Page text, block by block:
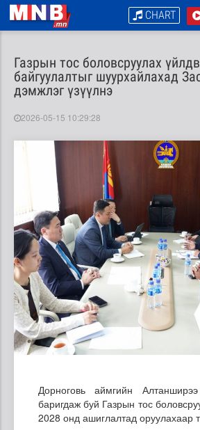
CHART
Газрын тос боловсруулах
байгуулалтыг шуурхайлахад
дэмжлэг үзүүлнэ
2026-05-15 10:29:28
Дорноговь аймгийн
баригдаж буй Газрын тос
2028 онд ашиглалтад оруулахаар